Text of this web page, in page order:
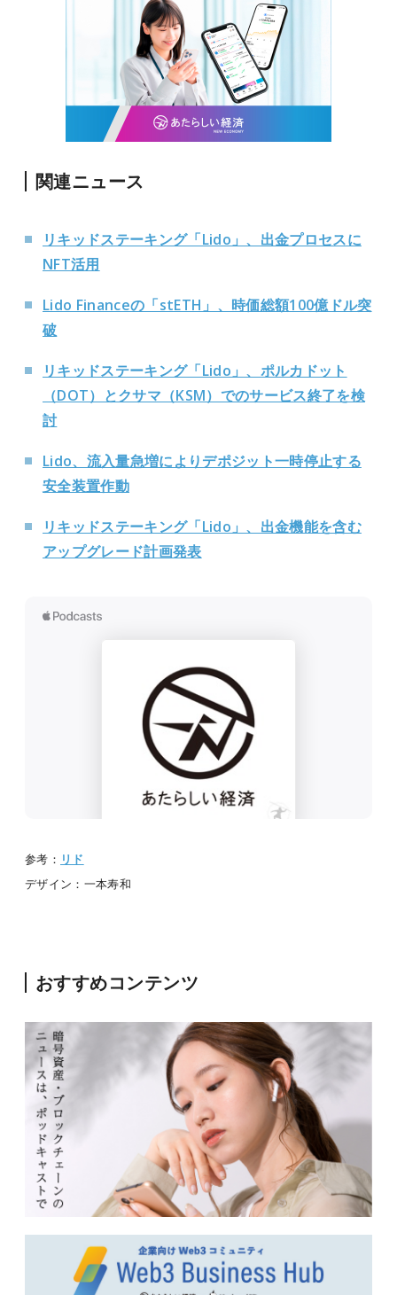
関連ニュース
リキッドステーキング「Lido」、出金プロセスに
NFT活用
Lido Financeの「stETH」、時価総額100億ドル突
破
リキッドステーキング「Lido」、ポルカドット
（DOT）とクサマ（KSM）でのサービス終了を検
討
Lido、流入量急増によりデポジット一時停止する
安全装置作動
リキッドステーキング「Lido」、出金機能を含む
アップグレード計画発表
参考： リド
デザイン：一本寿和
おすすめコンテンツ